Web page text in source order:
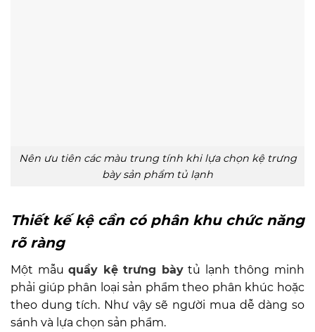
Nên ưu tiên các màu trung tính khi lựa chọn kệ trưng
bày sản phẩm tủ lạnh
Thiết kế kệ cần có phân khu chức năng
rõ ràng
Một mẫuquầy kệ trưng bàytủ lạnh thông minh
phải giúp phân loại sản phẩm theo phân khúc hoặc
theo dung tích. Như vậy sẽ người mua dễ dàng so
sánh và lựa chọn sản phẩm.